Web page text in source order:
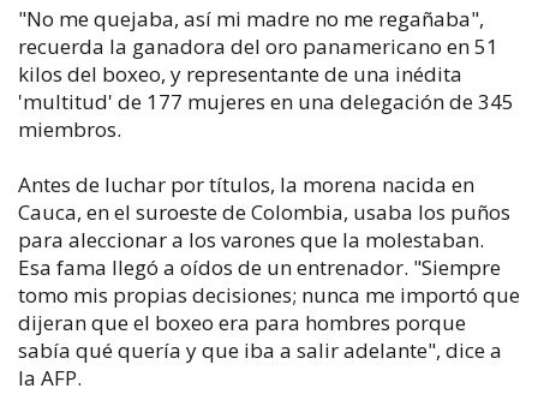
"No me quejaba, así mi madre no me regañaba",
recuerda la ganadora del oro panamericano en 51
kilos del boxeo, y representante de una inédita
'multitud' de 177 mujeres en una delegación de 345
miembros.
Antes de luchar por títulos, la morena nacida en
Cauca, en el suroeste de Colombia, usaba los puños
para aleccionar a los varones que la molestaban.
Esa fama llegó a oídos de un entrenador. "Siempre
tomo mis propias decisiones; nunca me importó que
dijeran que el boxeo era para hombres porque
sabía qué quería y que iba a salir adelante", dice a
la AFP.